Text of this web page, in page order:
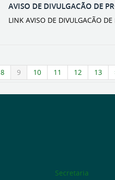
AVISO DE DIVULGACÃO DE
LINK AVISO DE DIVULGACÃO
8 9 10 11 12 13
Secretaria